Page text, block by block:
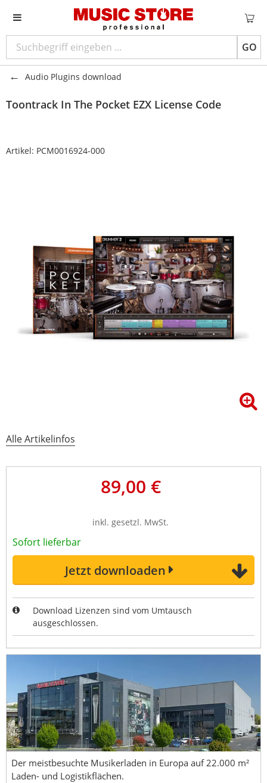
GO
Audio Plugins download
Toontrack In The Pocket EZX License Code
Artikel: PCM0016924-000
Alle Artikelinfos
89,00 €
inkl. gesetzl. MwSt.
Sofort lieferbar
Jetzt downloaden
Download Lizenzen sind vom Umtausch
ausgeschlossen.
Der meistbesuchte Musikerladen in Europa auf 22.000 m²
Laden- und Logistikflächen.